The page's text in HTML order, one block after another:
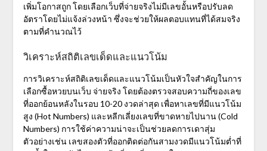
เพิ่มโอกาสถูก โดยเลือกเว็บที่จ่ายจริงไม่มีเลขอั้นหรือปรับลด
อัตราโดยไม่แจ้งล่วงหน้า ซึ่งจะช่วยให้ผลตอบแทนที่ได้สมจริง
ตามที่คำนวณไว้
วิเคราะห์สถิติเลขเด็ดและแนวโน้ม
การวิเคราะห์สถิติเลขเด็ดและแนวโน้มเป็นหัวใจสำคัญในการ
เลือกซื้อหวยบนเว็บ จ่ายจริง โดยต้องตรวจสอบความถี่ของเลข
ที่ออกย้อนหลังในรอบ 10-20 งวดล่าสุด เพื่อหาเลขที่มีแนวโน้ม
สูง (Hot Numbers) และหลีกเลี่ยงเลขที่ขาดหายไปนาน (Cold
Numbers) การใช้ค่าความน่าจะเป็นช่วยลดการเดาสุ่ม
ตัวอย่างเช่น เลขสองตัวที่ออกติดต่อกันสามงวดมีแนวโน้มต่ำที่